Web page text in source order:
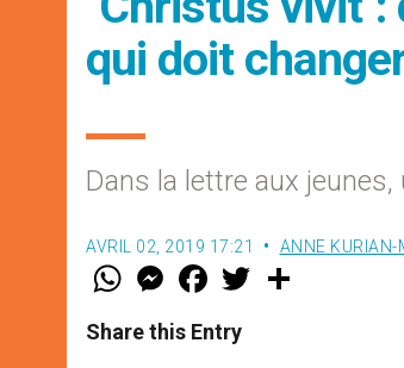
qui doit
Dans la lettre aux
AVRIL 02, 2019 17:21 ANNE KURIAN-
W
t
s
M
e
s
e
F
a
e
b
w
Share this Entry